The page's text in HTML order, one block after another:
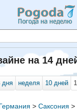
на 14
дня неделя 10 дней
> Саксония >